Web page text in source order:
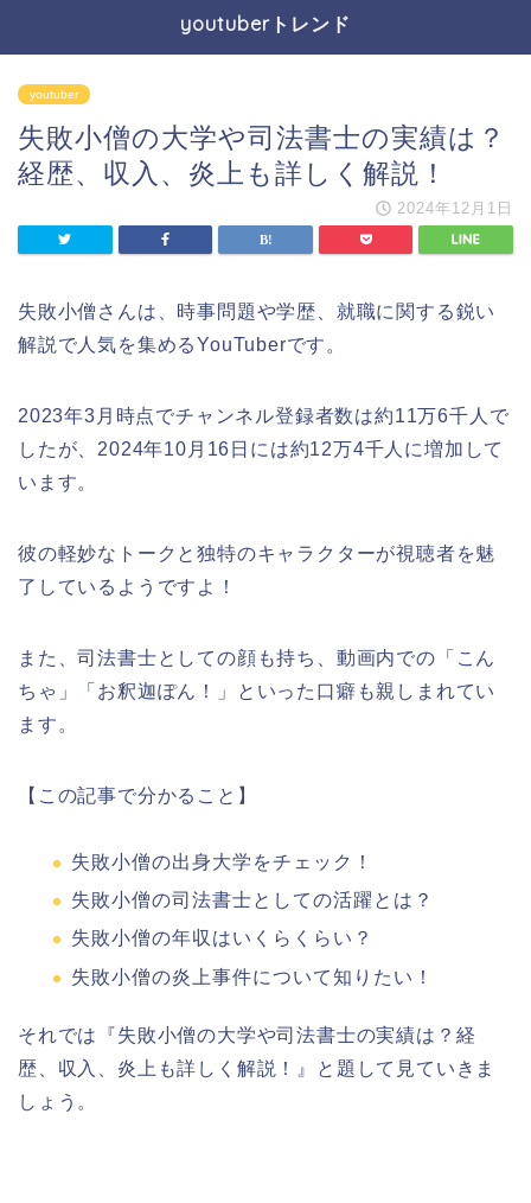
youtuberトレンド
youtuber
失敗小僧の大学や司法書士の実績は？
経歴、収入、炎上も詳しく解説！
2024年12月1日
失敗小僧さんは、時事問題や学歴、就職に関する鋭い
解説で人気を集めるYouTuberです。
2023年3月時点でチャンネル登録者数は約11万6千人で
したが、2024年10月16日には約12万4千人に増加して
います。​
彼の軽妙なトークと独特のキャラクターが視聴者を魅
了しているようですよ！
また、司法書士としての顔も持ち、動画内での「こん
ちゃ」「お釈迦ぽん！」といった口癖も親しまれてい
ます。
【この記事で分かること】
失敗小僧の出身大学をチェック！
失敗小僧の司法書士としての活躍とは？
失敗小僧の年収はいくらくらい？
失敗小僧の炎上事件について知りたい！
それでは『失敗小僧の大学や司法書士の実績は？経
歴、収入、炎上も詳しく解説！』と題して見ていきま
しょう。